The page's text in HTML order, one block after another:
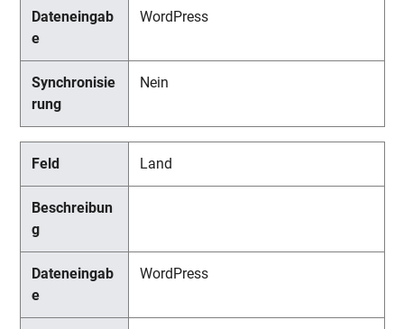
WordPress
Nein
Land
WordPress